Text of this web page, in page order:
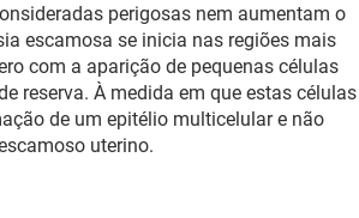
perigosas nem aumentam o
escamosa se inicia nas regiões mais
com a aparição de pequenas células
reserva. À medida em que estas células
de um epitélio multicelular e não
uterino.